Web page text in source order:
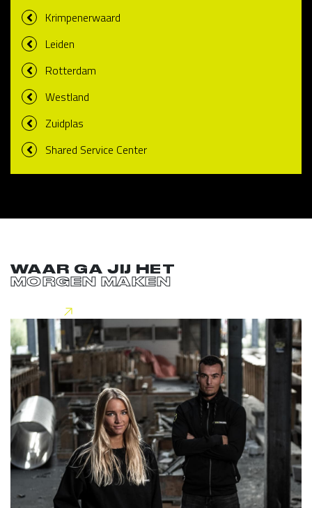
Krimpenerwaard
Leiden
Rotterdam
Westland
Zuidplas
Shared Service Center
WAAR GA JIJ HET
MORGEN MAKEN